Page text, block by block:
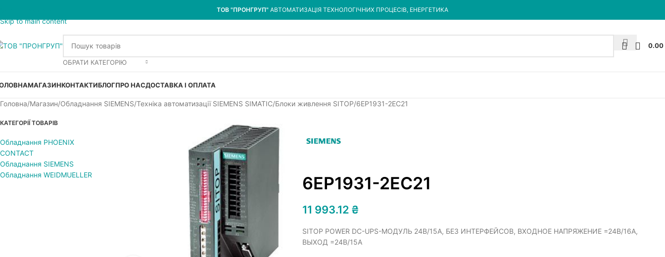
Skip to main content
ТОВ "ПРОНГРУП" АВТОМАТИЗАЦІЯ ТЕХНОЛОГІЧНИХ ПРОЦЕСІВ, ЕНЕРГЕТИКА
ОБРАТИ КАТЕГОРІЮ
0.00
МАГАЗИНКОНТАКТИБЛОГПРО НАСДОСТАВКА І ОПЛАТА
Головна Магазин Обладнання SIEMENS Техніка автоматизації SIEMENS SIMATIC Блоки живлення SITOP 6EP1931-2EC21
КАТЕГОРІЇ ТОВАРІВ
Обладнання PHOENIX
CONTACT
Обладнання SIEMENS
Обладнання WEIDMUELLER
6EP1931-2EC21
11 993.12 ₴
SITOP POWER DC-UPS-МОДУЛЬ 24В/15А, БЕЗ ИНТЕРФЕЙСОВ, ВХОДНОЕ НАПРЯЖЕНИЕ =24В/16А,
ВЫХОД =24В/15А